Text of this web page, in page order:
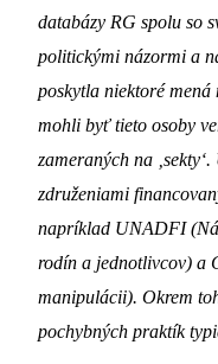
databázy RG spolu so
politickými názormi a
poskytla niektoré
mohli byť tieto osoby
zameraných na
združeniami
napríklad UNADFI
rodín a jednotlivcov) a
manipulácii). Okrem
pochybných praktík